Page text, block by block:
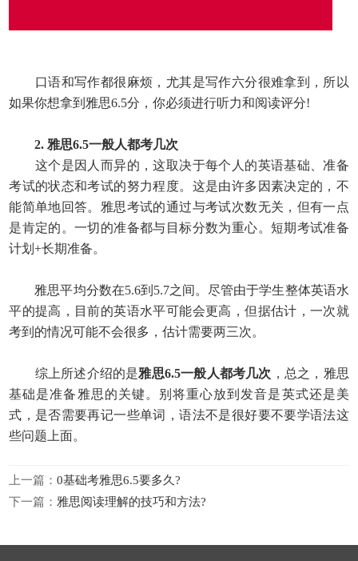
口语和写作都很麻烦，尤其是写作六分很难拿到，所以
如果你想拿到雅思6.5分，你必须进行听力和阅读评分!
2. 雅思6.5一般人都考几次
这个是因人而异的，这取决于每个人的英语基础、准备
考试的状态和考试的努力程度。这是由许多因素决定的，不
能简单地回答。雅思考试的通过与考试次数无关，但有一点
是肯定的。一切的准备都与目标分数为重心。短期考试准备
计划+长期准备。
雅思平均分数在5.6到5.7之间。尽管由于学生整体英语水
平的提高，目前的英语水平可能会更高，但据估计，一次就
考到的情况可能不会很多，估计需要两三次。
综上所述介绍的是雅思6.5一般人都考几次 ，总之，雅思
基础是准备雅思的关键。别将重心放到发音是英式还是美
式，是否需要再记一些单词，语法不是很好要不要学语法这
些问题上面。
上一篇：0基础考雅思6.5要多久?
下一篇： 雅思阅读理解的技巧和方法?